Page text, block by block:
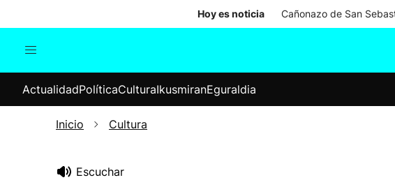
Hoy es noticia Cañonazo de San
Internacional
Elecciones
ActualidadPolíticaCulturaIkusmiranEguraldia
Inicio Cultura
Escuchar